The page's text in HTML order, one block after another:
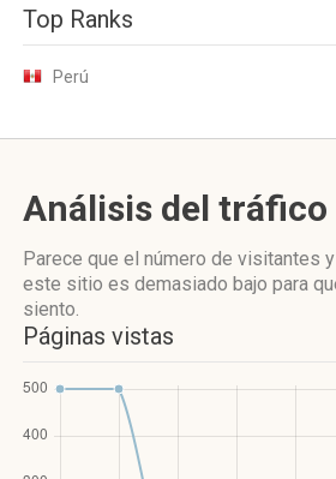
Top Ranks
Perú
Análisis del tráfico
Parece que el número de visitantes
este sitio es demasiado bajo para
siento.
Páginas vistas